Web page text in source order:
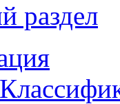
раздел